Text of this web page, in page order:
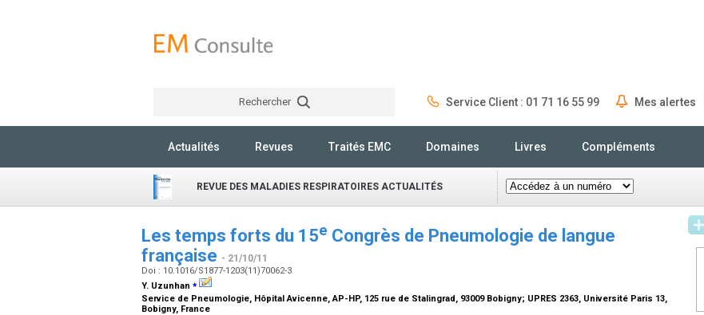
Rechercher Service Client : 01 71 16 55 99 Mes alertes
Actualités Revues Traités EMC Domaines Livres Compléments
REVUE DES MALADIES RESPIRATOIRES ACTUALITÉS
Les temps forts du 15e Congrès de Pneumologie de langue
française - 21/10/11
Doi : 10.1016/S1877-1203(11)70062-3
Y. Uzunhan ⁎
Service de Pneumologie, Hôpital Avicenne, AP-HP, 125 rue de Stalingrad, 93009 Bobigny; UPRES 2363, Université Paris 13,
Bobigny, France